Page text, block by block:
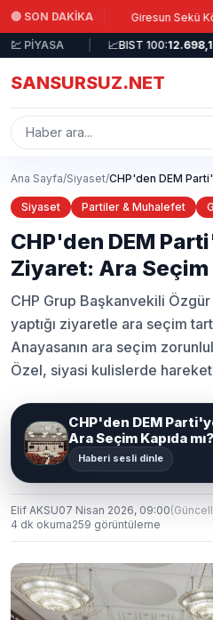
Ana içeriğe atla
🔴 SON DAKİKA
| Giresun Sekü Köyü’nde
💹 PİYASA
%2.74 | BIST 100:12.698,19▼
SANSURSUZ.NET
Ana Sayfa/Siyaset/
Siyaset Partiler & Muhalefet
CHP'den DEM
Ziyaret: Ara Seçim
CHP Grup Başkanvekili Özgür
yaptığı ziyaretle ara seçim
Anayasanın ara seçim
Özel, siyasi kulislerde
CHP'den DEM
Ara Seçim Kapıda
Haberi sesli dinle
Elif AKSU07 Nisan 2026, 09:00
4 dk okuma259 görüntüleme